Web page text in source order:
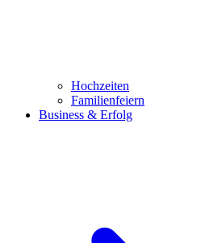
Hochzeiten
Familienfeiern
Business & Erfolg